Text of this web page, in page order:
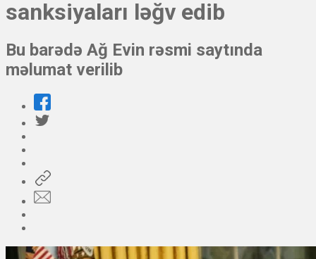
sanksiyaları ləğv edib
Bu barədə Ağ Evin rəsmi saytında
məlumat verilib